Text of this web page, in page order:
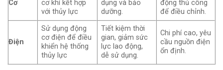
Cơ
cơ khí kết hợp
với thủy lực
dụng và bảo
dưỡng.
động thủ công
để điều chỉnh.
Điện
Sử dụng động
cơ điện để điều
khiển hệ thống
thủy lực
Tiết kiệm thời
gian, giảm sức
lực lao động,
dễ sử dụng.
Chi phí cao, yêu
cầu nguồn điện
ổn định.